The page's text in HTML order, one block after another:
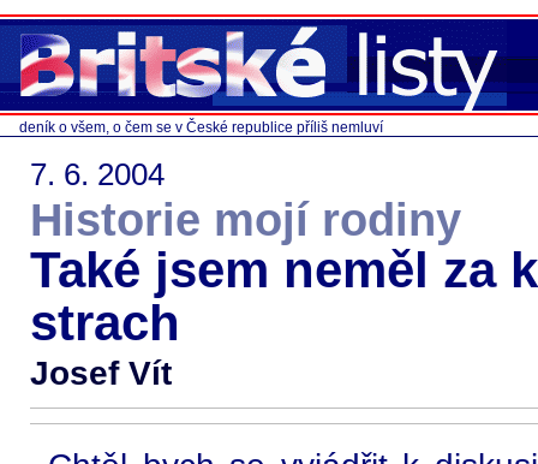
deník o všem, o čem se v České republice příliš nemluví
7. 6. 2004
Historie mojí rodiny
Také jsem neměl za
strach
Josef Vít